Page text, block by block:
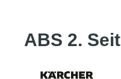
ABS 2.